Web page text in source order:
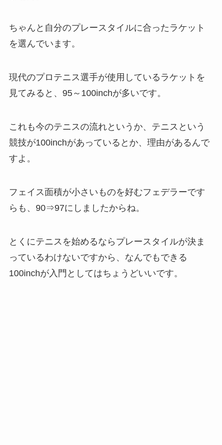
ちゃんと自分のプレースタイルに合ったラケット
を選んでいます。
現代のプロテニス選手が使用しているラケットを
見てみると、95～100inchが多いです。
これも今のテニスの流れというか、テニスという
競技が100inchがあっているとか、理由があるんで
すよ。
フェイス面積が小さいものを好むフェデラーです
らも、90⇒97にしましたからね。
とくにテニスを始めるならプレースタイルが決ま
っているわけないですから、なんでもできる
100inchが入門としてはちょうどいいです。